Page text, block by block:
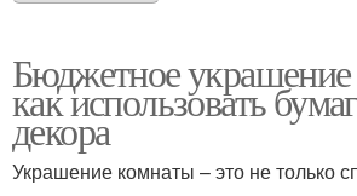
Бюджетное
как использовать
декора
Украшение комнаты – это не только